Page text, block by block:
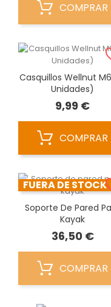
COMPRAR
Casquillos Wellnut
Unidades)
9,99 €
COMPRAR
FUERA DE STOCK
Soporte De Pared
Kayak
36,50 €
COMPRAR